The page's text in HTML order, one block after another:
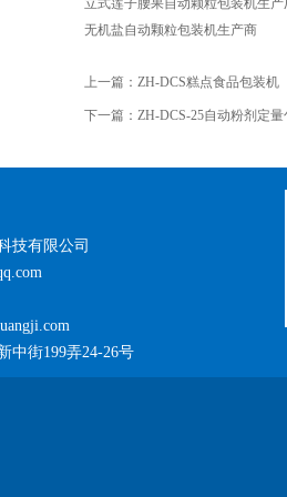
立式莲子腰果自动颗粒包装机生产
无机盐自动颗粒包装机生产商
上一篇： ZH-DCS糕点食品包装机
下一篇： ZH-DCS-25自动粉剂定
技有限公司
中街199弄24-26号